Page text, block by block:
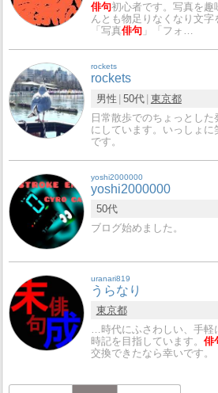
俳句初心者です。写真を趣
んとも物足りなくなり文字
「写真俳句 」「フォ…
rockets
rockets
男性 50代 東京都
日常散歩でのちょっとし
にしています。いっしょ
です。
yoshi2000000
yoshi2000000
50代
ブログ始めました。
uranari819
うらなり
東京都
…時代にふさわしい、手軽
時記を目指しています。俳
交換できたなら幸いです。